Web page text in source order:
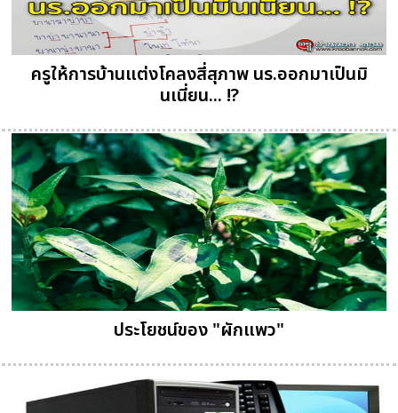
ครูให้การบ้านแต่งโคลงสี่สุภาพ นร.ออกมาเป็นมิ
นเนี่ยน... !?
ประโยชน์ของ "ผักแพว"